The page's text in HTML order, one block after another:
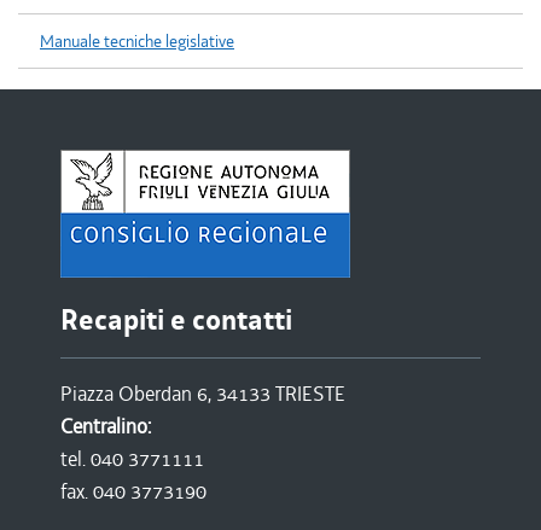
Manuale tecniche legislative
Recapiti e contatti
Piazza Oberdan 6, 34133 TRIESTE
Centralino:
tel. 040 3771111
fax. 040 3773190